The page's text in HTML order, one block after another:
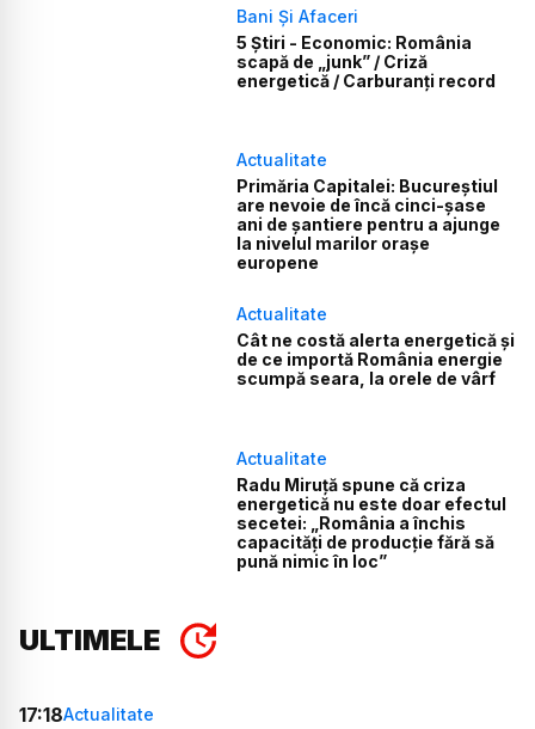
Bani Și Afaceri
5 Știri - Economic: România
scapă de „junk” / Criză
energetică / Carburanți record
Actualitate
Primăria Capitalei: Bucureștiul
are nevoie de încă cinci-șase
ani de șantiere pentru a ajunge
la nivelul marilor orașe
europene
Actualitate
Cât ne costă alerta energetică și
de ce importă România energie
scumpă seara, la orele de vârf
Actualitate
Radu Miruță spune că criza
energetică nu este doar efectul
secetei: „România a închis
capacități de producție fără să
pună nimic în loc”
ULTIMELE
17:18Actualitate